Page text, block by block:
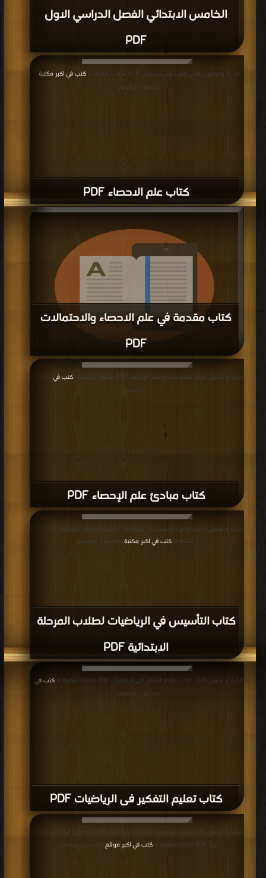
الخامس الابتدائي الفصل الدراسي الاول
PDF
كتاب علم الاحصاء PDF
قراءة و تحميل كتاب كتاب علم الاحصاء PDF مجانا | مكتبة > كتب في اكبر مكتبة
التحميل : مرة/مرات
كتاب مقدمة في علم الاحصاء والاحتمالات
PDF
قراءة و تحميل كتاب كتاب مقدمة في علم الاحصاء والاحتمالات PDF مجانا | مكتبة >
كتب في | التحميل : مرة/مرات
كتاب مبادئ علم الإحصاء PDF
قراءة و تحميل كتاب كتاب مبادئ علم الإحصاء PDF مجانا | مكتبة > كتب في
: مرة/مرات
كتاب التأسيس في الرياضيات لطلاب المرحلة
الابتدائية PDF
| مكتبة > كتب في اكبر مكتبة | التحميل : مرة/مرات
كتاب تعليم التفكير فى الرياضيات PDF
قراءة و تحميل كتاب كتاب تعليم التفكير فى الرياضيات PDF مجانا | مكتبة > كتب في
التحميل : مرة/مرات
قراءة و تحميل كتاب كتاب الرياضيات التحليلية بين القرن الثالث والقرن الخامس للهجرة
ج5 PDF مجانا | مكتبة >
كتب في اكبر موقع | التحميل : مرة/مرات